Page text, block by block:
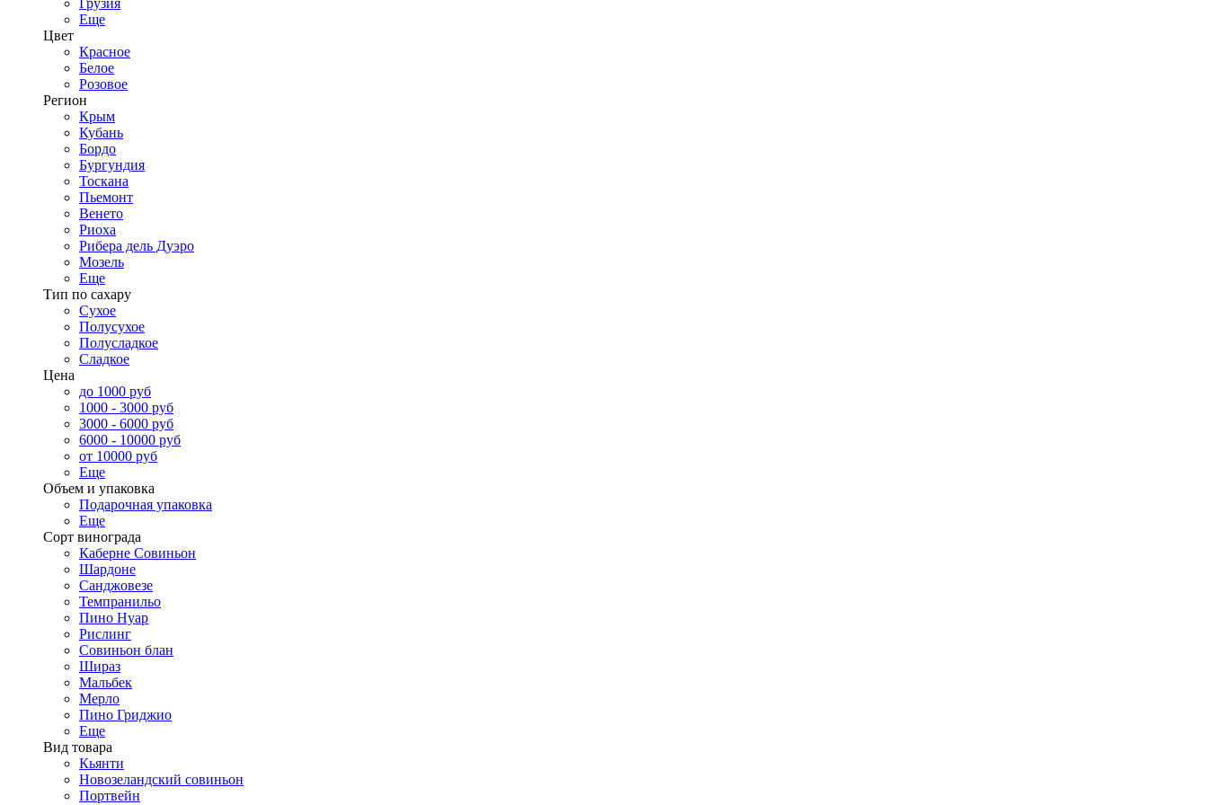
Грузия
Еще
Цвет
Красное
Белое
Розовое
Регион
Крым
Кубань
Бордо
Бургундия
Тоскана
Пьемонт
Венето
Риоха
Рибера дель Дуэро
Мозель
Еще
Тип по сахару
Сухое
Полусухое
Полусладкое
Сладкое
Цена
до 1000 руб
1000 - 3000 руб
3000 - 6000 руб
6000 - 10000 руб
от 10000 руб
Еще
Объем и упаковка
Подарочная упаковка
Еще
Сорт винограда
Каберне Совиньон
Шардоне
Санджовезе
Темпранильо
Пино Нуар
Рислинг
Совиньон блан
Шираз
Мальбек
Мерло
Пино Гриджио
Еще
Вид товара
Кьянти
Новозеландский совиньон
Портвейн